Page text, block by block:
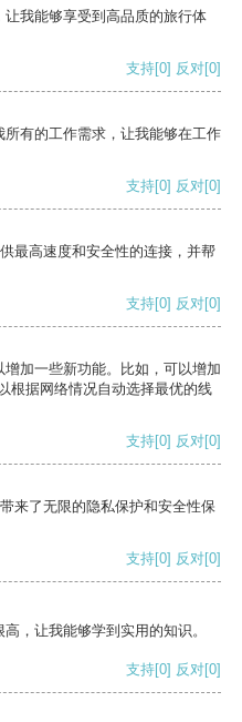
我能够享受到高品质的旅行体
支持[0] 反对[0]
有的工作需求，让我能够在工作
支持[0] 反对[0]
最高速度和安全性的连接，并帮
支持[0] 反对[0]
加一些新功能。比如，可以增加
根据网络情况自动选择最优的线
支持[0] 反对[0]
来了无限的隐私保护和安全性保
支持[0] 反对[0]
，让我能够学到实用的知识。
支持[0] 反对[0]